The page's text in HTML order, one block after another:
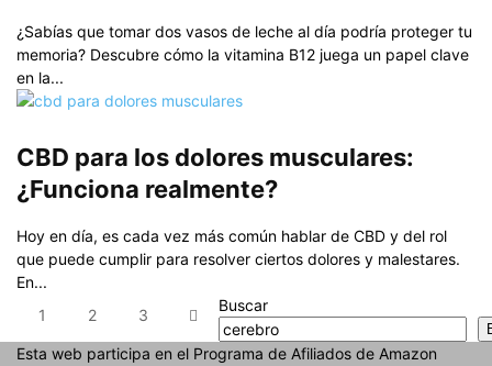
¿Sabías que tomar dos vasos de leche al día podría proteger tu
memoria? Descubre cómo la vitamina B12 juega un papel clave
en la...
CBD para los dolores musculares:
¿Funciona realmente?
Hoy en día, es cada vez más común hablar de CBD y del rol
que puede cumplir para resolver ciertos dolores y malestares.
En...
1
2 3
Buscar
Esta web participa en el Programa de Afiliados de Amazon